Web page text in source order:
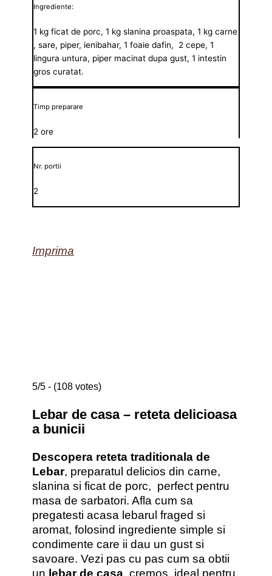
Ingrediente:
1 kg ficat de porc, 1 kg slanina proaspata, 1 kg carne
, sare, piper, ienibahar, 1 foaie dafin, 2 cepe, 1
lingura untura, piper macinat dupa gust, 1 intestin
gros curatat.
Timp preparare
2 ore
Nr. portii
2
Imprima
5/5 - (108 votes)
Lebar de casa – reteta delicioasa
a bunicii
Descopera reteta traditionala de
Lebar, preparatul delicios din carne,
slanina si ficat de porc, perfect pentru
masa de sarbatori. Afla cum sa
pregatesti acasa lebarul fraged si
aromat, folosind ingrediente simple si
condimente care ii dau un gust si
savoare. Vezi pas cu pas cum sa obtii
un lebar de casa cremos, ideal pentru